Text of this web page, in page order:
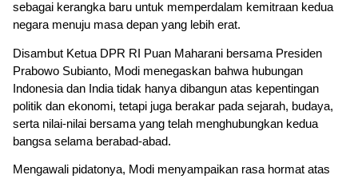
sebagai kerangka baru untuk memperdalam kemitraan kedua
negara menuju masa depan yang lebih erat.
Disambut Ketua DPR RI Puan Maharani bersama Presiden
Prabowo Subianto, Modi menegaskan bahwa hubungan
Indonesia dan India tidak hanya dibangun atas kepentingan
politik dan ekonomi, tetapi juga berakar pada sejarah, budaya,
serta nilai-nilai bersama yang telah menghubungkan kedua
bangsa selama berabad-abad.
Mengawali pidatonya, Modi menyampaikan rasa hormat atas